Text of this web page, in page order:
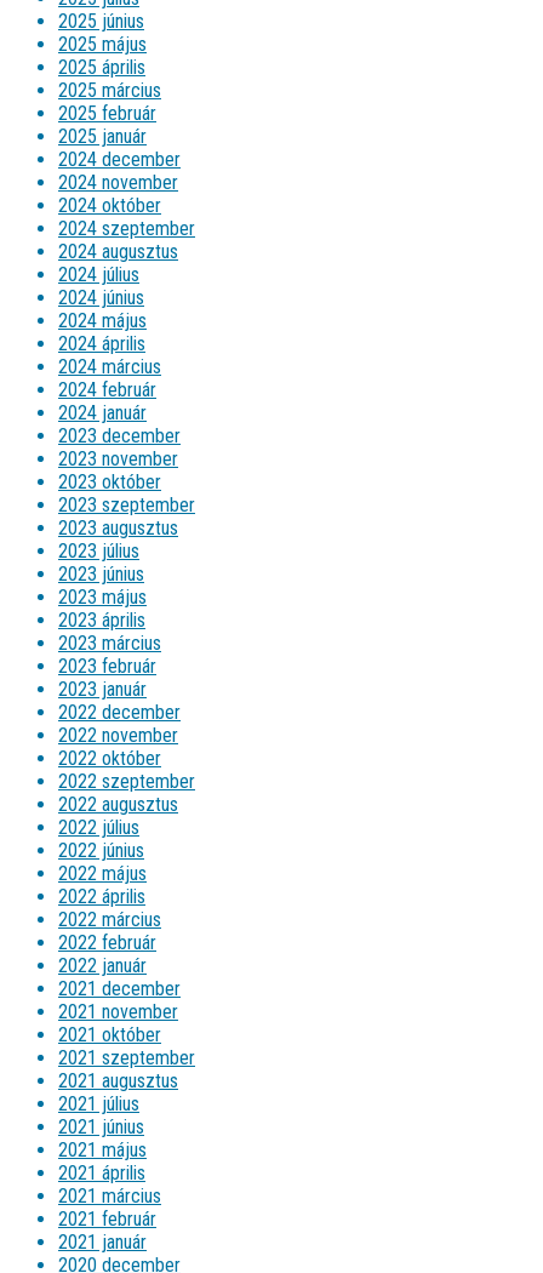
2025 június
2025 május
2025 április
2025 március
2025 február
2025 január
2024 december
2024 november
2024 október
2024 szeptember
2024 augusztus
2024 július
2024 június
2024 május
2024 április
2024 március
2024 február
2024 január
2023 december
2023 november
2023 október
2023 szeptember
2023 augusztus
2023 július
2023 június
2023 május
2023 április
2023 március
2023 február
2023 január
2022 december
2022 november
2022 október
2022 szeptember
2022 augusztus
2022 július
2022 június
2022 május
2022 április
2022 március
2022 február
2022 január
2021 december
2021 november
2021 október
2021 szeptember
2021 augusztus
2021 július
2021 június
2021 május
2021 április
2021 március
2021 február
2021 január
2020 december